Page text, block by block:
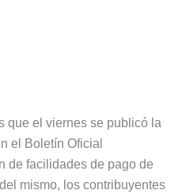
que el viernes se publicó la
el Boletín Oficial
de facilidades de pago de
mismo, los contribuyentes